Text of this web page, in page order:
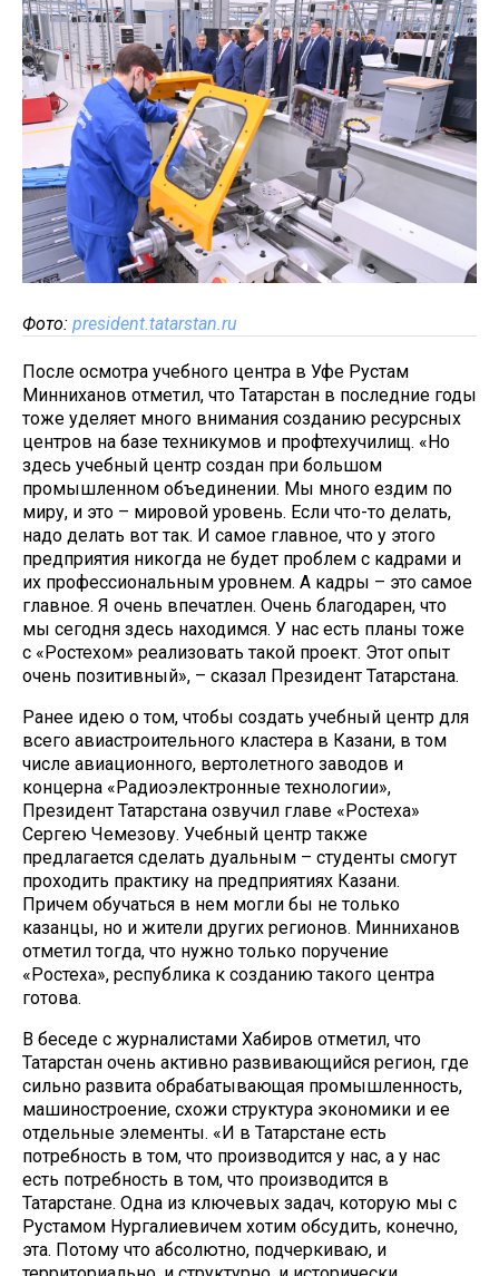
Фото: president.tatarstan.ru
После осмотра учебного центра в Уфе Рустам
Минниханов отметил, что Татарстан в последние годы
тоже уделяет много внимания созданию ресурсных
центров на базе техникумов и профтехучилищ. «Но
здесь учебный центр создан при большом
промышленном объединении. Мы много ездим по
миру, и это – мировой уровень. Если что-то делать,
надо делать вот так. И самое главное, что у этого
предприятия никогда не будет проблем с кадрами и
их профессиональным уровнем. А кадры – это самое
главное. Я очень впечатлен. Очень благодарен, что
мы сегодня здесь находимся. У нас есть планы тоже
с «Ростехом» реализовать такой проект. Этот опыт
очень позитивный», – сказал Президент Татарстана.
Ранее идею о том, чтобы создать учебный центр для
всего авиастроительного кластера в Казани, в том
числе авиационного, вертолетного заводов и
концерна «Радиоэлектронные технологии»,
Президент Татарстана озвучил главе «Ростеха»
Сергею Чемезову. Учебный центр также
предлагается сделать дуальным – студенты смогут
проходить практику на предприятиях Казани.
Причем обучаться в нем могли бы не только
казанцы, но и жители других регионов. Минниханов
отметил тогда, что нужно только поручение
«Ростеха», республика к созданию такого центра
готова.
В беседе с журналистами Хабиров отметил, что
Татарстан очень активно развивающийся регион, где
сильно развита обрабатывающая промышленность,
машиностроение, схожи структура экономики и ее
отдельные элементы. «И в Татарстане есть
потребность в том, что производится у нас, а у нас
есть потребность в том, что производится в
Татарстане. Одна из ключевых задач, которую мы с
Рустамом Нургалиевичем хотим обсудить, конечно,
эта. Потому что абсолютно, подчеркиваю, и